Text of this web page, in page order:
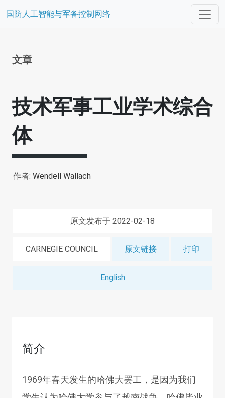
国防人工智能与军备控制网络
文章
技术军事工业学术综合
体
作者: Wendell Wallach
原文发布于 2022-02-18
CARNEGIE COUNCIL 原文链接 打印
English
简介
1969年春天发生的哈佛大罢工，是因为我们